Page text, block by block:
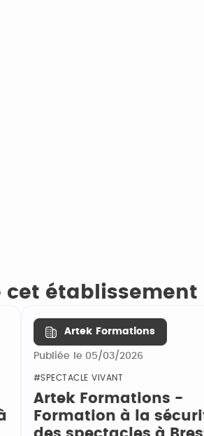
cet établissement
Artek Formations
Publiée le 05/03/2026
#SPECTACLE VIVANT
Artek Formations -
Formation à la